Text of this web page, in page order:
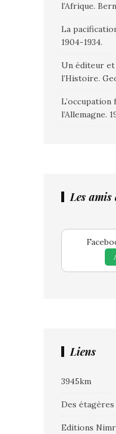
l’Afrique.
La
1904-1934.
Un éditeur et
l’Histoire.
L’occupation
l’Allemagne.
Les
Liens
3945km
Des
Editions